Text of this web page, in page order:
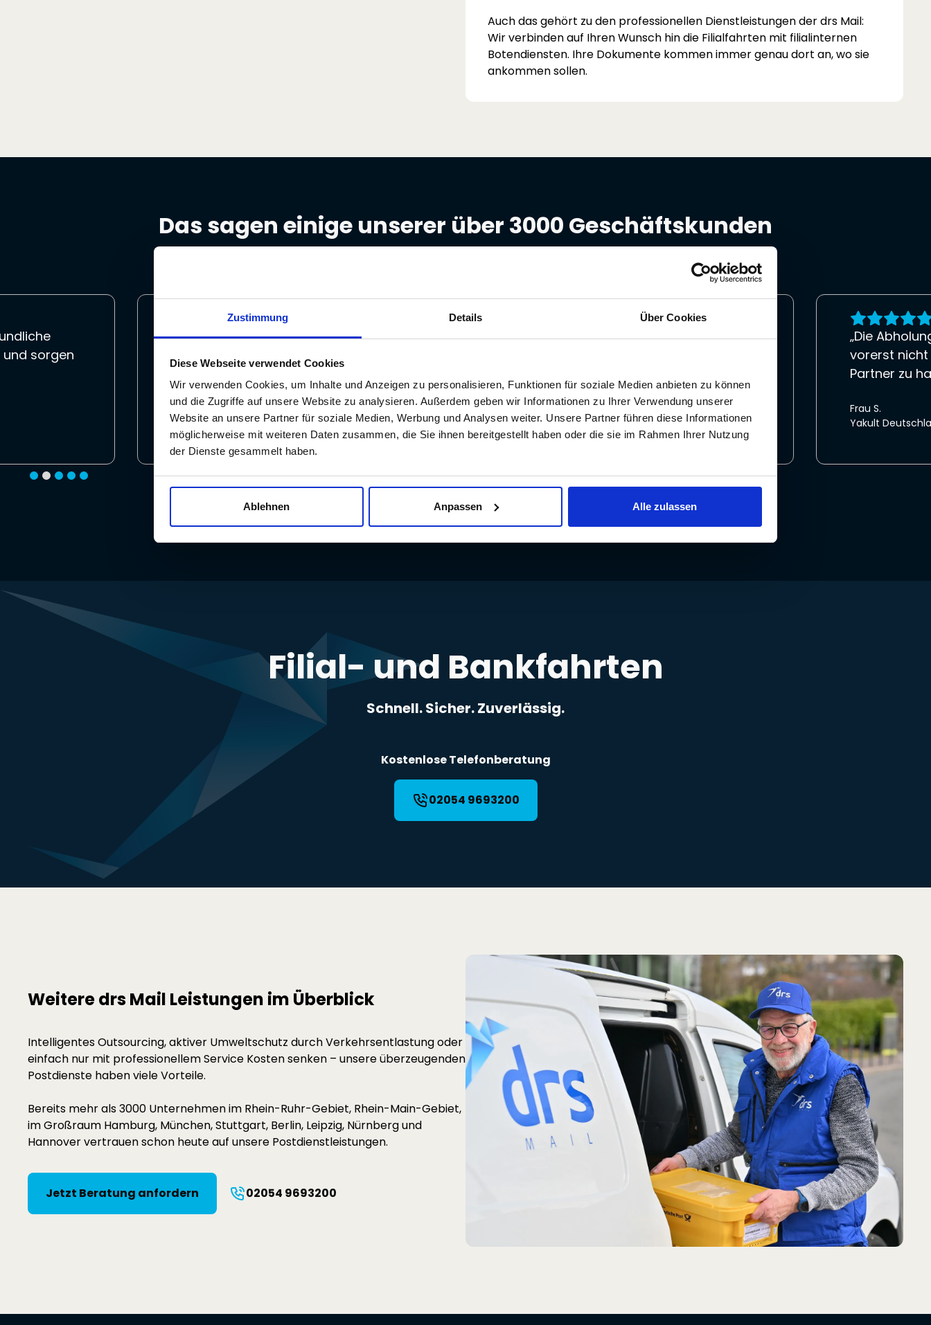
Zustimmung Details Über Cookies
Diese Webseite verwendet Cookies
Wir verwenden Cookies, um Inhalte und Anzeigen zu personalisieren, Funktionen für soziale Medien anbieten zu können
und die Zugriffe auf unsere Website zu analysieren. Außerdem geben wir Informationen zu Ihrer Verwendung unserer
Website an unsere Partner für soziale Medien, Werbung und Analysen weiter. Unsere Partner führen diese Informationen
möglicherweise mit weiteren Daten zusammen, die Sie ihnen bereitgestellt haben oder die sie im Rahmen Ihrer Nutzung
der Dienste gesammelt haben.
Ablehnen Anpassen Alle zulassen
Auch das gehört zu den professionellen Dienstleistungen der drs Mail:
Wir verbinden auf Ihren Wunsch hin die Filialfahrten mit filialinternen
Botendiensten. Ihre Dokumente kommen immer genau dort an, wo sie
ankommen sollen.
Das sagen einige unserer über 3000 Geschäftskunden
und sorgen
„Die Zusammenarbeit und Partnerschaft der Deltacon GmbH aus Düsseldorf und der drs Mail
GmbH & Co. KG aus Essen basiert auf den drei wichtigsten Werten: Klare Kommunikation,
Frank Schwarte
Geschäftsführer, Deltacon GmbH
„Die
vorerst nicht
Partner zu
Frau S.
Yakult
Slide 2 of 5.
Filial- und Bankfahrten
Schnell. Sicher. Zuverlässig.
Kostenlose Telefonberatung
02054 9693200
Weitere drs Mail Leistungen im Überblick
Intelligentes Outsourcing, aktiver Umweltschutz durch Verkehrsentlastung oder
einfach nur mit professionellem Service Kosten senken – unsere überzeugenden
Postdienste haben viele Vorteile.
Bereits mehr als 3000 Unternehmen im Rhein-Ruhr-Gebiet, Rhein-Main-Gebiet,
im Großraum Hamburg, München, Stuttgart, Berlin, Leipzig, Nürnberg und
Hannover vertrauen schon heute auf unsere Postdienstleistungen.
Jetzt Beratung anfordern 02054 9693200